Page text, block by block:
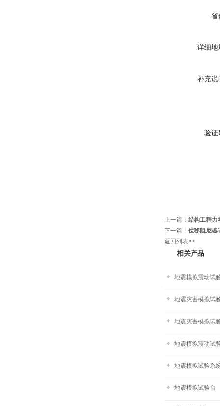
省
详细地
补充说
验证
上一篇： 结构工程力
下一篇： 位移阻尼器
返回列表>>
相关产品
地震模拟震动试
地震灾害模拟试
地震灾害模拟试
地震模拟震动试
地震模拟试验系
地震模拟试验台